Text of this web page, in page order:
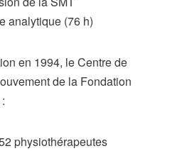
analytique (76 h)
en 1994, le Centre de
de la Fondation
physiothérapeutes